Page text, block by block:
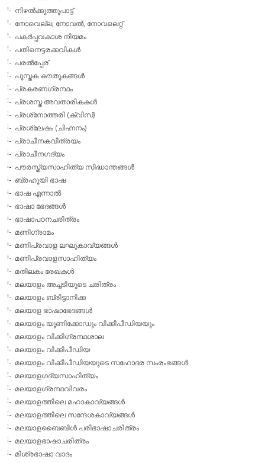
നിഴല്‍ക്കുത്തുപാട്ട്
നോവെല്ല, നോവല്‍, നോവലെറ്റ്
പകര്‍പ്പവകാശ നിയമം
പതിനെട്ടരക്കവികള്‍
പരല്‍പ്പേര്
പുസ്തക കൗതുകങ്ങള്‍
പ്രകരണഗ്രന്ഥം
പ്രശസ്ത അവതാരികകള്‍
പ്രശ്‌നോത്തരി (ക്വിസ്)
പ്രശ്ലേഷം (ചിഹ്നനം)
പ്രാചീനകവിത്രയം
പ്രാചീനഗദ്യം
പൗരസ്ത്യസാഹിത്യ സിദ്ധാന്തങ്ങള്‍
ബ്രഹൂയി ഭാഷ
ഭാഷ എന്നാല്‍
ഭാഷാ ഭേദങ്ങള്‍
ഭാഷാപഠനചരിത്രം
മണിഗ്രാമം
മണിപ്രവാള ലഘുകാവ്യങ്ങള്‍
മണിപ്രവാളസാഹിത്യം
മതിലകം രേഖകള്‍
മലയാളം അച്ചടിയുടെ ചരിത്രം
മലയാളം ബ്രിട്ടാനിക്ക
മലയാള ഭാഷാഭേദങ്ങള്‍
മലയാളം യൂണിക്കോഡും വിക്കീപീഡിയയും
മലയാളം വിക്കിഗ്രന്ഥശാല
മലയാളം വിക്കിപീഡിയ
മലയാളം വിക്കീപീഡിയയുടെ സഹോദര സംരംഭങ്ങള്‍
മലയാളഗദ്യസാഹിത്യം
മലയാളഗ്രന്ഥവിവരം
മലയാളത്തിലെ മഹാകാവ്യങ്ങള്‍
മലയാളത്തിലെ സന്ദേശകാവ്യങ്ങള്‍
മലയാളബൈബിള്‍ പരിഭാഷാചരിത്രം
മലയാളഭാഷാചരിത്രം
മിശ്രഭാഷാ വാദം